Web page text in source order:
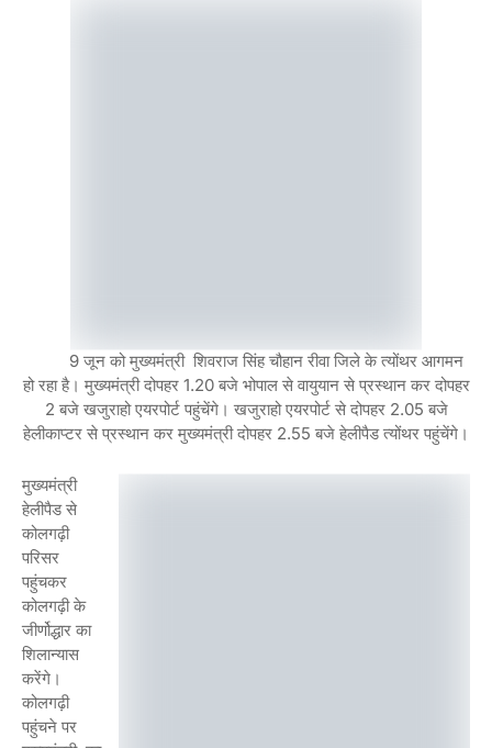
9 जून को मुख्यमंत्री शिवराज सिंह चौहान रीवा जिले के त्योंथर आगमन
हो रहा है। मुख्यमंत्री दोपहर 1.20 बजे भोपाल से वायुयान से प्रस्थान कर दोपहर
2 बजे खजुराहो एयरपोर्ट पहुंचेंगे। खजुराहो एयरपोर्ट से दोपहर 2.05 बजे
हेलीकाप्टर से प्रस्थान कर मुख्यमंत्री दोपहर 2.55 बजे हेलीपैड त्योंथर पहुंचेंगे।
मुख्यमंत्री
हेलीपैड से
कोलगढ़ी
परिसर
पहुंचकर
कोलगढ़ी के
जीर्णोद्धार का
शिलान्यास
करेंगे।
कोलगढ़ी
पहुंचने पर